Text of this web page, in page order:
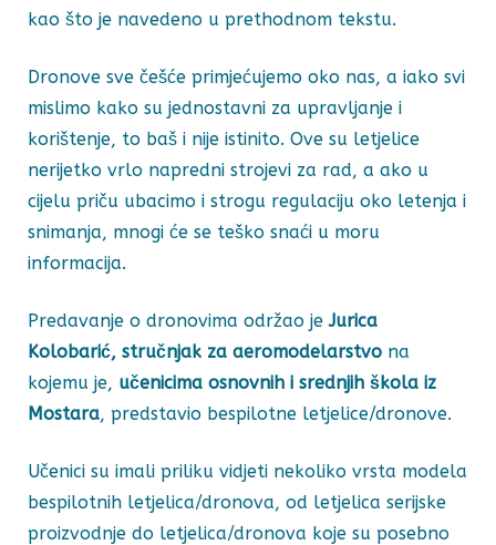
kao što je navedeno u prethodnom tekstu.
Dronove sve češće primjećujemo oko nas, a iako svi
mislimo kako su jednostavni za upravljanje i
korištenje, to baš i nije istinito. Ove su letjelice
nerijetko vrlo napredni strojevi za rad, a ako u
cijelu priču ubacimo i strogu regulaciju oko letenja i
snimanja, mnogi će se teško snaći u moru
informacija.
Predavanje o dronovima održao jeJurica
Kolobarić, stručnjak za aeromodelarstvo na
kojemu je, učenicima osnovnih i srednjih škola iz
Mostara, predstavio bespilotne letjelice/dronove.
Učenici su imali priliku vidjeti nekoliko vrsta modela
bespilotnih letjelica/dronova, od letjelica serijske
proizvodnje do letjelica/dronova koje su posebno